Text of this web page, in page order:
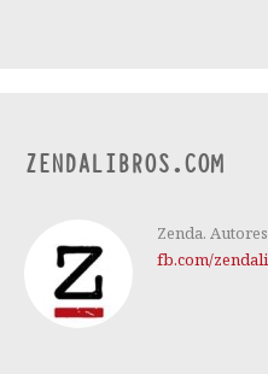
ZENDALIBROS.COM
Zenda.
fb.com/